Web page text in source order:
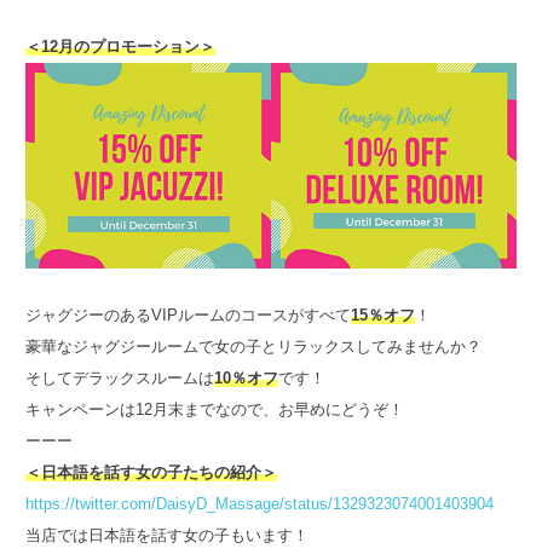
＜12月のプロモーション＞
ジャグジーのあるVIPルームのコースがすべて15％オフ！
豪華なジャグジールームで女の子とリラックスしてみませんか？
そしてデラックスルームは10％オフです！
キャンペーンは12月末までなので、お早めにどうぞ！
ーーー
＜日本語を話す女の子たちの紹介＞
https://twitter.com/DaisyD_Massage/status/1329323074001403904
当店では日本語を話す女の子もいます！